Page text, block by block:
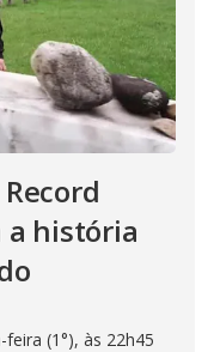
a história
(1°), às 22h45